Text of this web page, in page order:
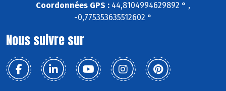
Coordonnées GPS : 44,8104994629892 ° ,
-0,775353635512602 °
Nous suivre sur